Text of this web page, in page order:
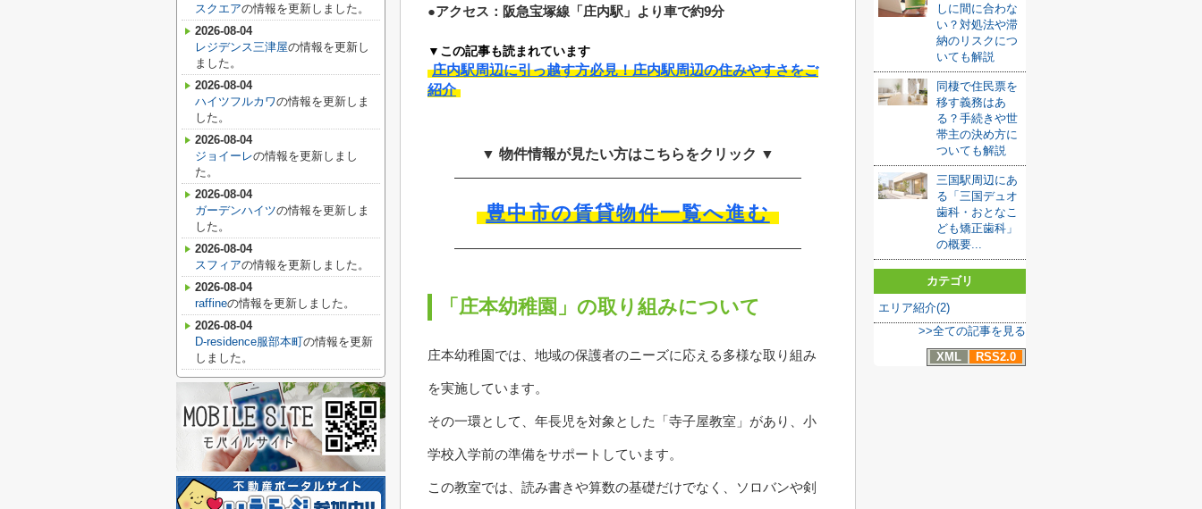
●アクセス：阪急宝塚線「庄内駅」より車で約9分
▼この記事も読まれています
庄内駅周辺に引っ越す方必見！庄内駅周辺の住みやすさをご
紹介
▼ 物件情報が見たい方はこちらをクリック ▼
豊中市の賃貸物件一覧へ進む
「庄本幼稚園」の取り組みについて
庄本幼稚園では、地域の保護者のニーズに応える多様な取り組み
を実施しています。
その一環として、年長児を対象とした「寺子屋教室」があり、小
学校入学前の準備をサポートしています。
この教室では、読み書きや算数の基礎だけでなく、ソロバンや剣
しに間に合わな
い？対処法や滞
納のリスクにつ
いても解説
同棲で住民票を
移す義務はあ
る？手続きや世
帯主の決め方に
ついても解説
三国駅周辺にあ
る「三国デュオ
歯科・おとなこ
ども矯正歯科」
の概要...
カテゴリ
エリア紹介(2)
>>全ての記事を見る
XML
RSS2.0
スクエアの情報を更新しました。
2026-08-04
レジデンス三津屋の情報を更新し
ました。
2026-08-04
ハイツフルカワの情報を更新しま
した。
2026-08-04
ジョイーレの情報を更新しまし
た。
2026-08-04
ガーデンハイツの情報を更新しま
した。
2026-08-04
スフィアの情報を更新しました。
2026-08-04
raffineの情報を更新しました。
2026-08-04
D-residence服部本町の情報を更新
しました。